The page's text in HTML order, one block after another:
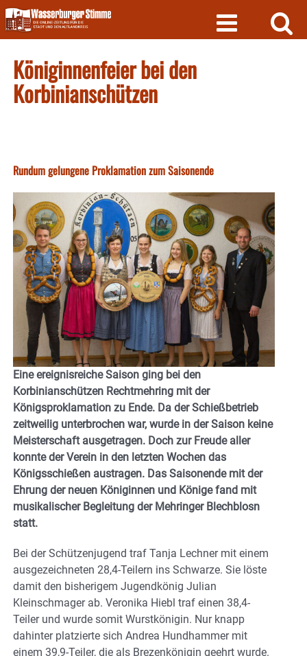
Skip
to
content
Königinnenfeier bei den
Korbinianschützen
Rundum gelungene Proklamation zum Saisonende
Eine ereignisreiche Saison ging bei den
Korbinianschützen Rechtmehring mit der
Königsproklamation zu Ende. Da der Schießbetrieb
zeitweilig unterbrochen war, wurde in der Saison keine
Meisterschaft ausgetragen. Doch zur Freude aller
konnte der Verein in den letzten Wochen das
Königsschießen austragen. Das Saisonende mit der
Ehrung der neuen Königinnen und Könige fand mit
musikalischer Begleitung der Mehringer Blechblosn
statt.
Bei der Schützenjugend traf Tanja Lechner mit einem
ausgezeichneten 28,4-Teilern ins Schwarze. Sie löste
damit den bisherigem Jugendkönig Julian
Kleinschmager ab. Veronika Hiebl traf einen 38,4-
Teiler und wurde somit Wurstkönigin. Nur knapp
dahinter platzierte sich Andrea Hundhammer mit
einem 39,9-Teiler, die als Brezenkönigin geehrt wurde.